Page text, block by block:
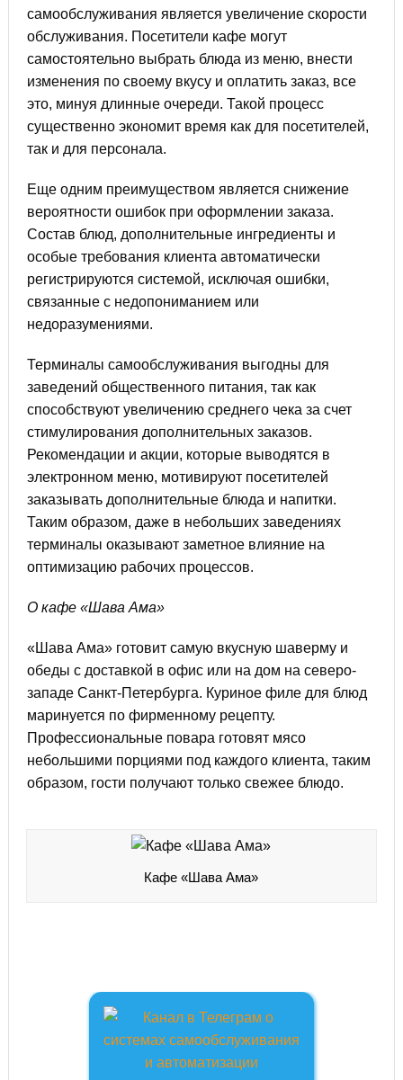
самообслуживания является увеличение скорости
обслуживания. Посетители кафе могут
самостоятельно выбрать блюда из меню, внести
изменения по своему вкусу и оплатить заказ, все
это, минуя длинные очереди. Такой процесс
существенно экономит время как для посетителей,
так и для персонала.
Еще одним преимуществом является снижение
вероятности ошибок при оформлении заказа.
Состав блюд, дополнительные ингредиенты и
особые требования клиента автоматически
регистрируются системой, исключая ошибки,
связанные с недопониманием или
недоразумениями.
Терминалы самообслуживания выгодны для
заведений общественного питания, так как
способствуют увеличению среднего чека за счет
стимулирования дополнительных заказов.
Рекомендации и акции, которые выводятся в
электронном меню, мотивируют посетителей
заказывать дополнительные блюда и напитки.
Таким образом, даже в небольших заведениях
терминалы оказывают заметное влияние на
оптимизацию рабочих процессов.
О кафе «Шава Ама»
«Шава Ама» готовит самую вкусную шаверму и
обеды с доставкой в офис или на дом на северо-
западе Санкт-Петербурга. Куриное филе для блюд
маринуется по фирменному рецепту.
Профессиональные повара готовят мясо
небольшими порциями под каждого клиента, таким
образом, гости получают только свежее блюдо.
Кафе «Шава Ама»